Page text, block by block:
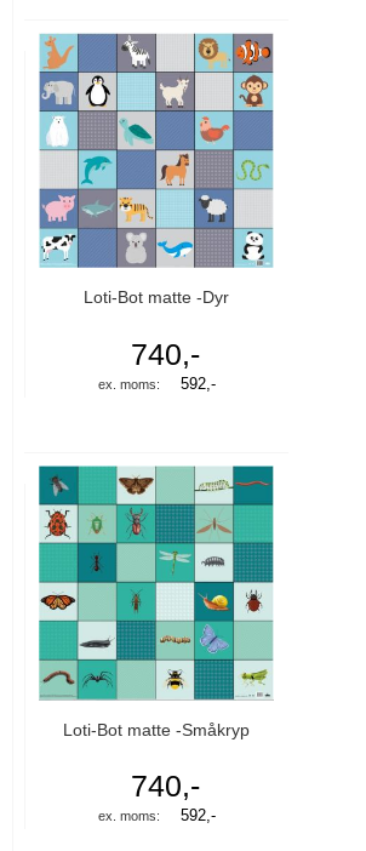
Loti-Bot matte -Dyr
740,-
592,-
Loti-Bot matte -Småkryp
740,-
592,-